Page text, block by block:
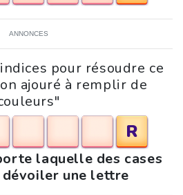
ANNONCES
pour résoudre ce
ajouré à remplir de
R
laquelle des cases
une lettre